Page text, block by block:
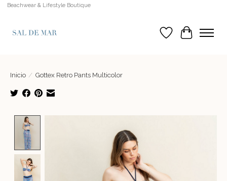
Beachwear & Lifestyle Boutique
Lista de deseos
Cesta
Inicio / Gottex Retro Pants Multicolor